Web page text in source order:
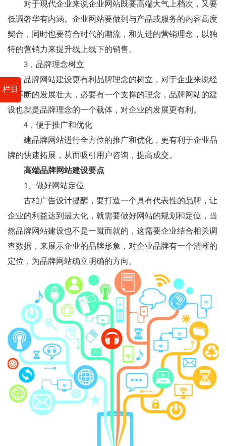
栏目
对于现代企业来说企业网站既要高端大气上档次，又要
低调奢华有内涵。企业网站要做到与产品或服务的内容高度
契合，同时也要符合时代的潮流，和先进的营销理念，以独
特的营销力来提升线上线下的销售。
3，品牌理念树立
品牌网站建设更有利品牌理念的树立，对于企业来说经
过不断的发展壮大，必要有一个支撑的理念，品牌网站的建
设也就是品牌理念的一个载体，对企业的发展更有利。
4，便于推广和优化
建品牌网站进行全方位的推广和优化，更有利于企业品
牌的快速拓展，从而吸引用户咨询，提高成交。
高端品牌网站建设要点
1、做好网站定位
古柏广告设计提醒，要打造一个具有代表性的品牌，让
企业的利益达到最大化，就需要做好网站的规划和定位，当
然品牌网站建设也不是一蹴而就的，这需要企业结合相关调
查数据，来展示企业的品牌形象，对企业品牌有一个清晰的
定位，为品牌网站确立明确的方向。